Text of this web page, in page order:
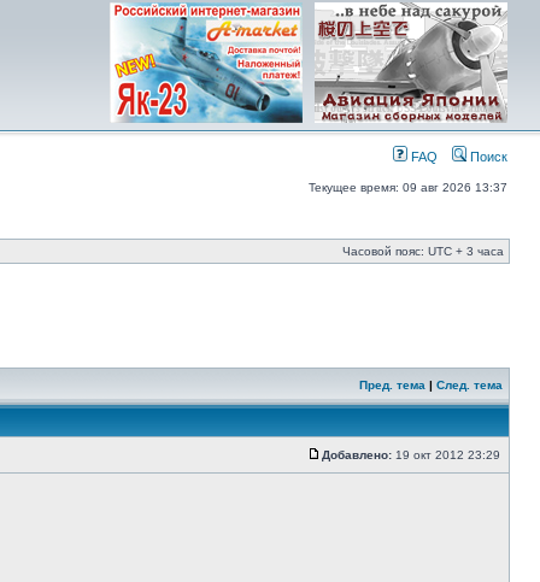
FAQ Поиск
Текущее время: 09 авг 2026 13:37
Часовой пояс: UTC + 3 часа
Пред. тема | След. тема
Добавлено: 19 окт 2012 23:29